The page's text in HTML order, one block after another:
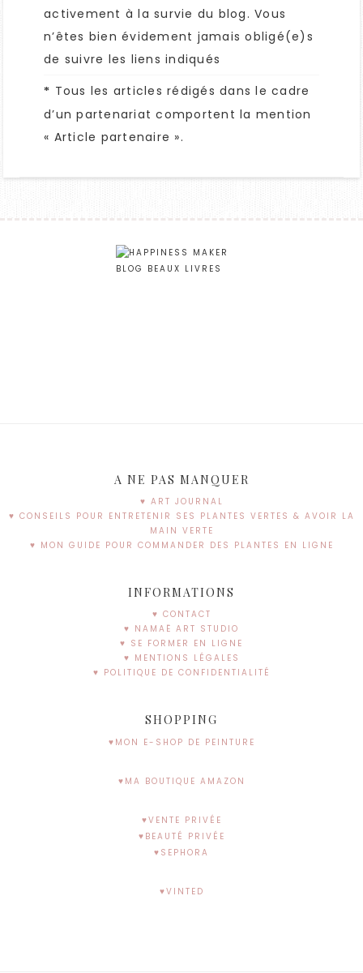
activement à la survie du blog. Vous
n’êtes bien évidement jamais obligé(e)s
de suivre les liens indiqués
* Tous les articles rédigés dans le cadre
d’un partenariat comportent la mention
« Article partenaire ».
A NE PAS MANQUER
♥ ART JOURNAL
♥ CONSEILS POUR ENTRETENIR SES PLANTES VERTES & AVOIR LA
MAIN VERTE
♥ MON GUIDE POUR COMMANDER DES PLANTES EN LIGNE
INFORMATIONS
♥ CONTACT
♥ NAMAË ART STUDIO
♥ SE FORMER EN LIGNE
♥ MENTIONS LÉGALES
♥ POLITIQUE DE CONFIDENTIALITÉ
SHOPPING
♥MON E-SHOP DE PEINTURE
♥MA BOUTIQUE AMAZON
♥VENTE PRIVÉE
♥BEAUTÉ PRIVÉE
♥SEPHORA
♥VINTED